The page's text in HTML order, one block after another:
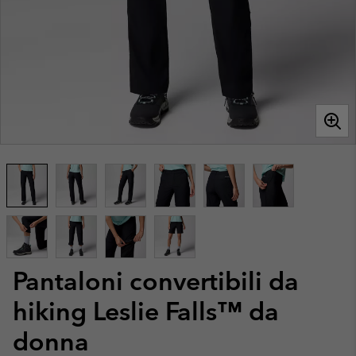
Pantaloni convertibili da
hiking Leslie Falls™ da
donna